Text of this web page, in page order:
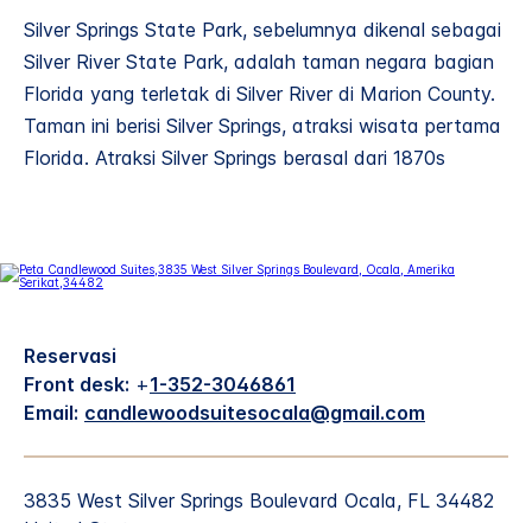
Silver Springs State Park, sebelumnya dikenal sebagai
Silver River State Park, adalah taman negara bagian
Florida yang terletak di Silver River di Marion County.
Taman ini berisi Silver Springs, atraksi wisata pertama
Florida. Atraksi Silver Springs berasal dari 1870s
Reservasi
Front desk: +1-352-3046861
Email: candlewoodsuitesocala@gmail.com
3835 West Silver Springs Boulevard Ocala, FL 34482